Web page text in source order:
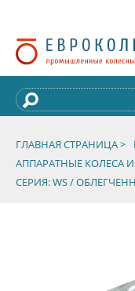
ГЛАВНАЯ СТРАНИЦА >
АППАРАТНЫЕ КОЛЕСА
СЕРИЯ: WS /